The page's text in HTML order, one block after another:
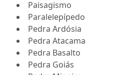
Paisagismo
Paralelepípedo
Pedra Ardósia
Pedra Atacama
Pedra Basalto
Pedra Goiás